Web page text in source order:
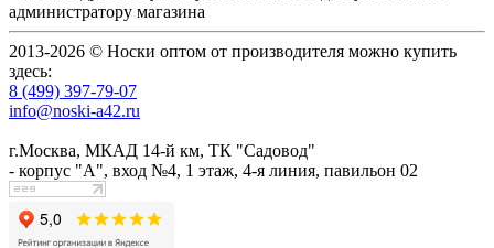
администратору магазина
2013-2026 © Носки оптом от производителя можно купить
здесь:
8 (499) 397-79-07
info@noski-a42.ru
г.Москва, МКАД 14-й км, ТК "Садовод"
- корпус "А", вход №4, 1 этаж, 4-я линия, павильон 02